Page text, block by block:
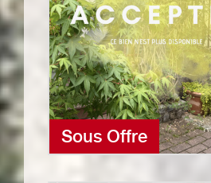
Sous Offre